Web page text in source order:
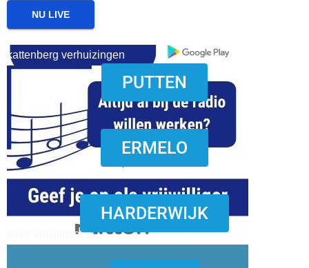
download onzze App
kattenberg verhuizingen
word vrijwilliger (1)
NU LIVE
PUTTEN
ERMELO
HARDERWIJK